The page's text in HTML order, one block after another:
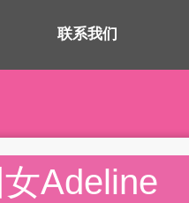
联系我们
Adeline